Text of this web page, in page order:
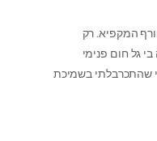
המקפיא. רק
גל חום פנימי
שהתכרבלתי בשמיכת